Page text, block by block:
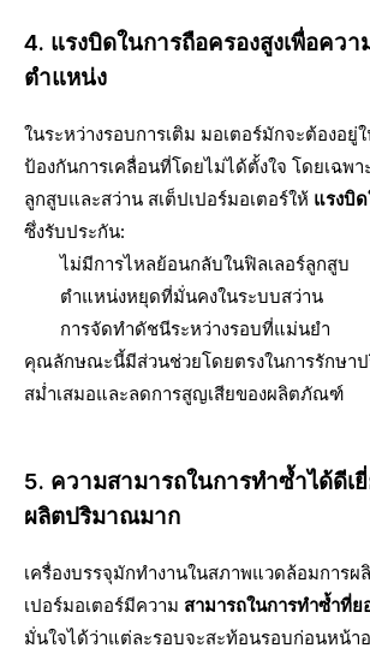
4. แรงบิดในการถือครองสูงเพื่อควา
ตำแหน่ง
ในระหว่างรอบการเติม มอเตอร์มักจะต้องอยู่
ป้องกันการเคลื่อนที่โดยไม่ได้ตั้งใจ โดยเฉพา
ลูกสูบและสว่าน สเต็ปเปอร์มอเตอร์ให้ แรงบิด
ซึ่งรับประกัน:
ไม่มีการไหลย้อนกลับในฟิลเลอร์ลูกสูบ
ตำแหน่งหยุดที่มั่นคงในระบบสว่าน
การจัดทำดัชนีระหว่างรอบที่แม่นยำ
คุณลักษณะนี้มีส่วนช่วยโดยตรงในการรักษา
สม่ำเสมอและลดการสูญเสียของผลิตภัณฑ์
5. ความสามารถในการทำซ้ำได้ดีเ
ผลิตปริมาณมาก
เครื่องบรรจุมักทำงานในสภาพแวดล้อมการผ
เปอร์มอเตอร์มีความ สามารถในการทำซ้ำที่ย
มั่นใจได้ว่าแต่ละรอบจะสะท้อนรอบก่อนหน้า